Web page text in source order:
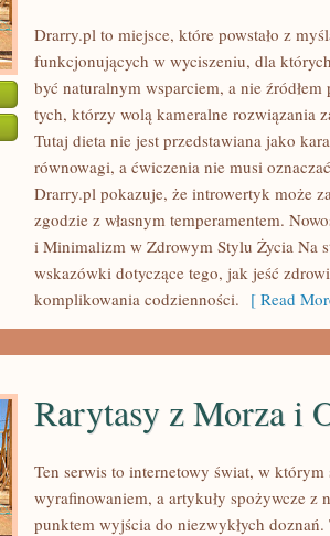
Drarry.pl to miejsce, które powstało z
funkcjonujących w wyciszeniu, dla
być naturalnym wsparciem, a nie
tych, którzy wolą kameralne rozwiązania
Tutaj dieta nie jest przedstawiana jako
równowagi, a ćwiczenia nie musi
Drarry.pl pokazuje, że introwertyk może
zgodzie z własnym temperamentem.
i Minimalizm w Zdrowym Stylu Życia Na
wskazówki dotyczące tego, jak jeść
komplikowania codzienności. [ Read
Rarytasy z Morza i
Ten serwis to internetowy świat, w którym
wyrafinowaniem, a artykuły spożywcze z
punktem wyjścia do niezwykłych